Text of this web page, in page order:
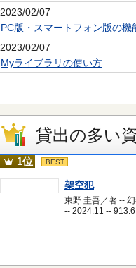
2023/02/07
PC版・スマートフォン版の機
2023/02/07
Myライブラリの使い方
貸出の多い
1位 BEST
架空犯
東野 圭吾／著 --
-- 2024.11 -- 913.6